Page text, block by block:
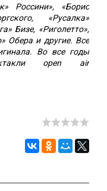
Россини», «Борис
«Русалка»
Бизе, «Риголетто»,
Обера и другие. Все
Во все годы
open air